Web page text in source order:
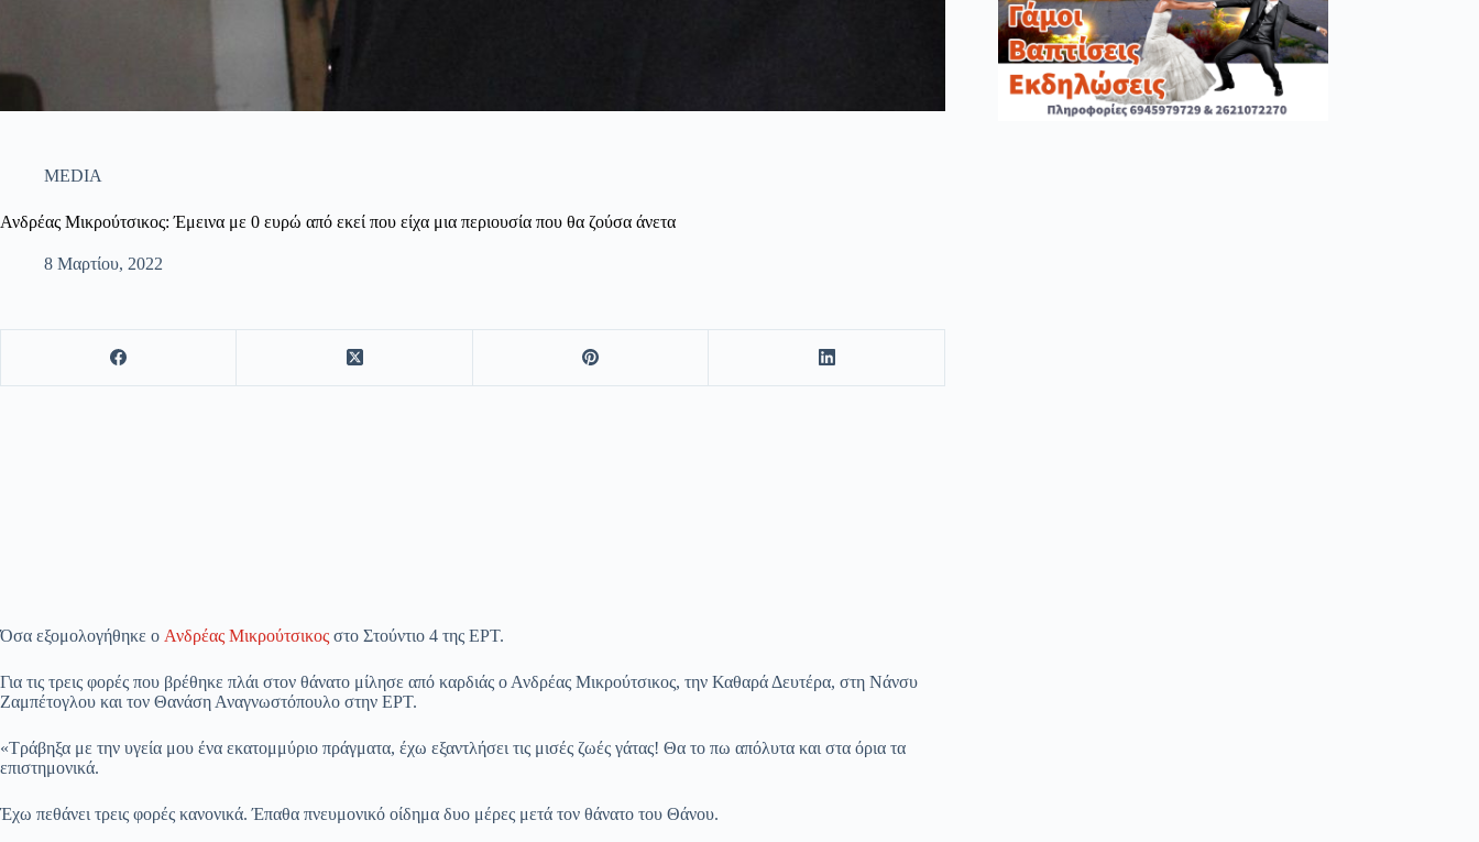
MEDIA
Ανδρέας Μικρούτσικος: Έμεινα με 0 ευρώ από εκεί που είχα μια περιουσία που θα ζούσα άνετα
8 Μαρτίου, 2022
Όσα εξομολογήθηκε ο Ανδρέας Μικρούτσικος στο Στούντιο 4 της ΕΡΤ.
Για τις τρεις φορές που βρέθηκε πλάι στον θάνατο μίλησε από καρδιάς ο Ανδρέας Μικρούτσικος, την Καθαρά Δευτέρα, στη Νάνσυ
Ζαμπέτογλου και τον Θανάση Αναγνωστόπουλο στην ΕΡΤ.
«Τράβηξα με την υγεία μου ένα εκατομμύριο πράγματα, έχω εξαντλήσει τις μισές ζωές γάτας! Θα το πω απόλυτα και στα όρια τα
επιστημονικά.
Έχω πεθάνει τρεις φορές κανονικά. Έπαθα πνευμονικό οίδημα δυο μέρες μετά τον θάνατο του Θάνου.